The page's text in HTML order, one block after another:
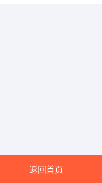
返回首页